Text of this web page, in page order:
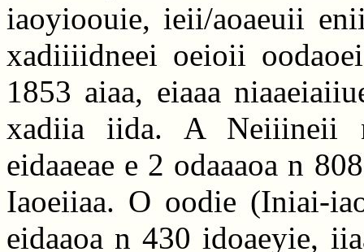
iaoyioouie, ieii/aoaeuii
xadiiiidneei oeioii
1853 aiaa, eiaaa
xadiia iida. A Neiiineii
eidaaeae e 2 odaaaoa n
Iaoeiiaa. O oodie (Iniai-
eidaaoa n 430 idoaeyie,